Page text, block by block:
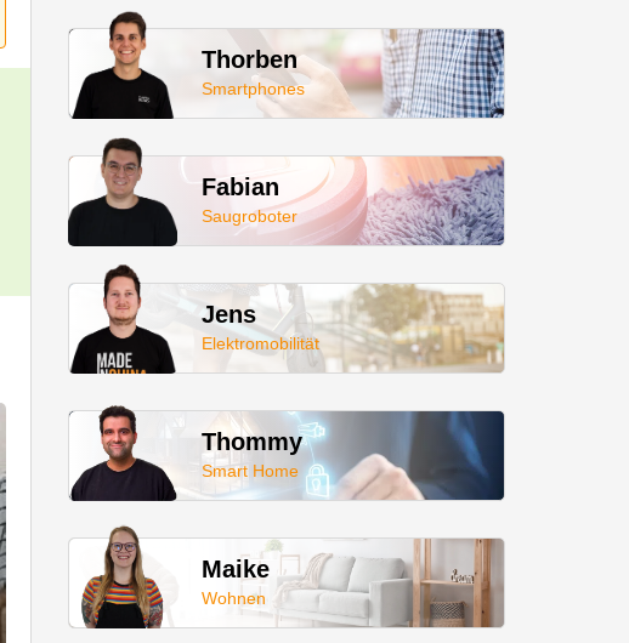
Thorben
Smartphones
Fabian
Saugroboter
Jens
Elektromobilität
Thommy
Smart Home
Maike
Wohnen